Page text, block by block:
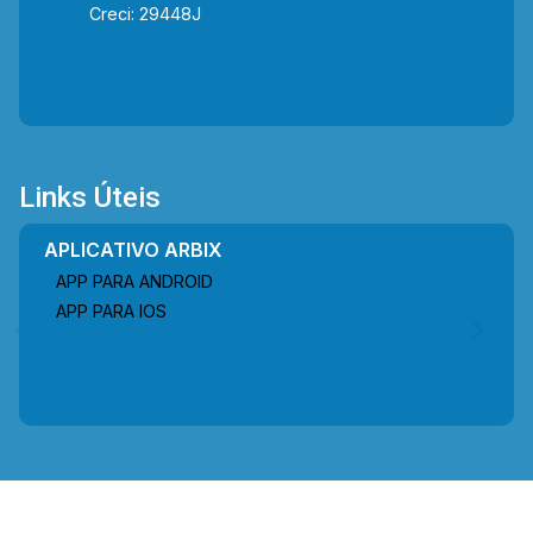
Creci: 29448J
Links Úteis
APLICATIVO ARBIX
APP PARA ANDROID
APP PARA IOS